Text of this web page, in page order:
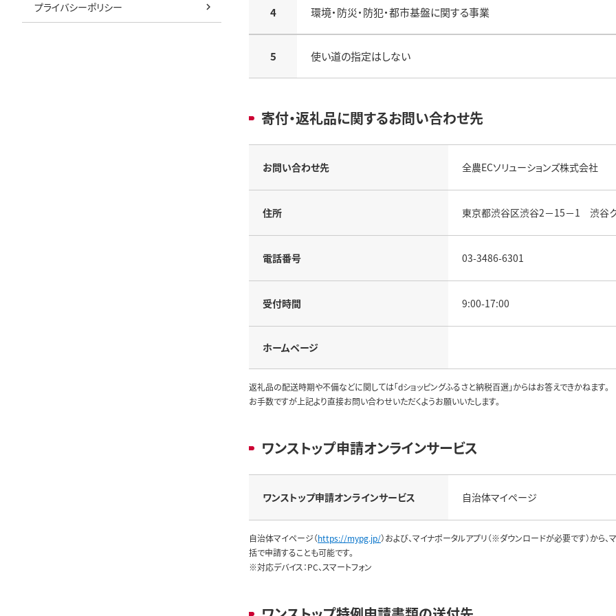
プライバシーポリシー 4 環境・防災・防犯・都市基盤に関する事業
5 使い道の指定はしない
寄付・返礼品に関するお問い合わせ先
お問い合わせ先 全農ECソリューションズ株式会社
住所 東京都渋谷区渋谷2－15－1 渋谷
電話番号 03-3486-6301
受付時間 9:00-17:00
ホームページ
返礼品の配送時期や不備などに関しては「dショッピングふるさと納税百選」からはお答えできかねます。
お手数ですが上記より直接お問い合わせいただくようお願いいたします。
ワンストップ申請オンラインサービス
ワンストップ申請オンラインサービス 自治体マイページ
自治体マイページ（https://mypg.jp/）および、マイナポータルアプリ（※ダウンロードが必要です）か
括で申請することも可能です。
※対応デバイス：PC、スマートフォン